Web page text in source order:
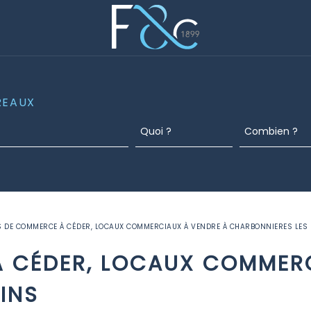
DE COMMERCE À CÉDER, LOCAUX COMMERCIAUX À VENDRE À CHARBONNIERES
LOCAUX